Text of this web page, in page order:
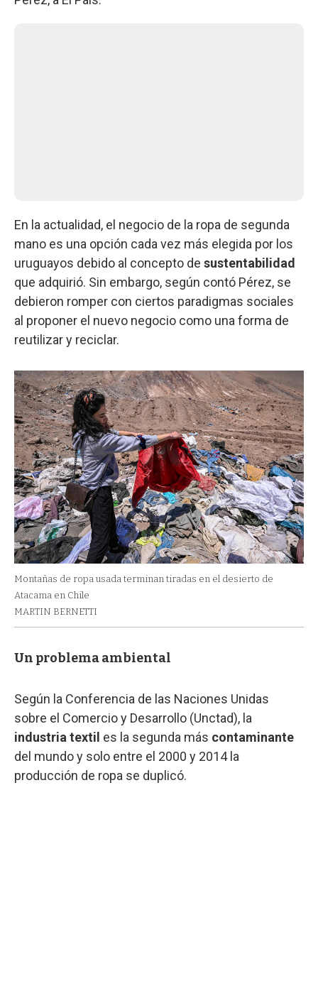
En la actualidad, el negocio de la ropa de segunda
mano es una opción cada vez más elegida por los
uruguayos debido al concepto de sustentabilidad
que adquirió. Sin embargo, según contó Pérez, se
debieron romper con ciertos paradigmas sociales
al proponer el nuevo negocio como una forma de
reutilizar y reciclar.
Montañas de ropa usada terminan tiradas en el desierto de
Atacama en Chile
MARTIN BERNETTI
Un problema ambiental
Según la Conferencia de las Naciones Unidas
sobre el Comercio y Desarrollo (Unctad), la
industria textil es la segunda más contaminante
del mundo y solo entre el 2000 y 2014 la
producción de ropa se duplicó.